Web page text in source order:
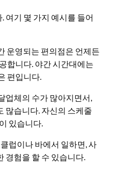
여기 몇 가지 예시를 들어
운영되는 편의점은 언제든
합니다. 야간 시간대에는
편입니다.
업체의 수가 많아지면서,
많습니다. 자신의 스케줄
있습니다.
럽이나 바에서 일하면, 사
경험을 할 수 있습니다.